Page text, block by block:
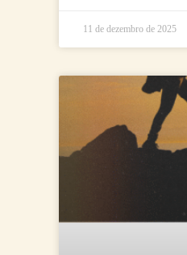
11 de dezembro de 2025